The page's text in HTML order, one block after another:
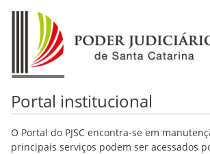
Portal institucional
O Portal do PJSC encontra-se em
principais serviços podem ser acessados